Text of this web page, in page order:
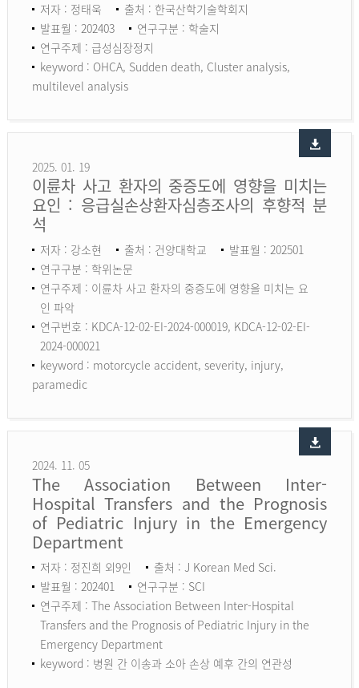
저자 : 정태욱
출처 : 한국산학기술학회지
발표월 : 202403
연구구분 : 학술지
연구주제 : 급성심장정지
keyword : OHCA, Sudden death, Cluster analysis,
multilevel analysis
2025. 01. 19
이륜차 사고 환자의 중증도에 영향을 미치는
요인 : 응급실손상환자심층조사의 후향적 분
석
저자 : 강소현 출처 : 건양대학교
발표월 : 202501
연구구분 : 학위논문
연구주제 : 이륜차 사고 환자의 중증도에 영향을 미치는 요
인 파악
연구번호 : KDCA-12-02-EI-2024-000019, KDCA-12-02-EI-
2024-000021
keyword : motorcycle accident, severity, injury,
paramedic
2024. 11. 05
The Association Between Inter-
Hospital Transfers and the Prognosis
of Pediatric Injury in the Emergency
Department
저자 : 정진희 외9인
출처 : J Korean Med Sci.
발표월 : 202401
연구구분 : SCI
연구주제 : The Association Between Inter-Hospital
Transfers and the Prognosis of Pediatric Injury in the
Emergency Department
keyword : 병원 간 이송과 소아 손상 예후 간의 연관성